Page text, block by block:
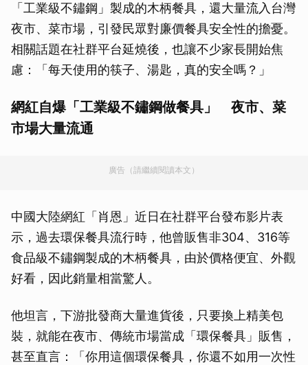
「工業級不鏽鋼」製成的木柄餐具，還大量流入台灣
夜市、菜市場，引發民眾對廉價餐具安全性的擔憂。
相關話題在社群平台延燒後，也讓不少家長開始焦
慮：「每天使用的筷子、湯匙，真的安全嗎？」
網紅自爆「工業級不鏽鋼做餐具」 夜市、菜
市場大量流通
廣告（請繼續閱讀本文）
中國大陸網紅「肖恩」近日在社群平台發布影片表
示，過去環保餐具流行時，他曾販售非304、316等
食品級不鏽鋼製成的木柄餐具，由於價格便宜、外觀
好看，因此銷量相當驚人。
他坦言，下游批發商大量進貨後，只要換上精美包
裝，就能在夜市、傳統市場當成「環保餐具」販售，
甚至直言：「你用這個環保餐具，你還不如用一次性